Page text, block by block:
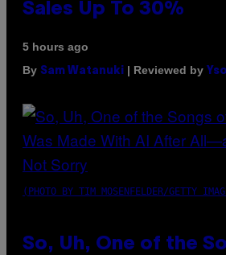
Sales Up To 30%
5 hours ago
By Sam Watanuki | Reviewed by
(PHOTO BY TIM MOSENFELDER/GETTY
So, Uh, One of the